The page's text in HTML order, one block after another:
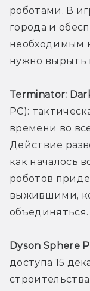
роботами. В
города и
необходимым
нужно вырыть
Terminator:
PC):
времени во
Действие
как началось
роботов
выжившими,
объединяться.
Dyson Sphere
доступа 15